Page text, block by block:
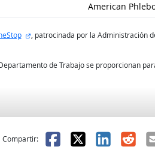
American
sitio externo
, patrocinada por la Administración
de Trabajo se proporcionan
Compartir: Facebook
X